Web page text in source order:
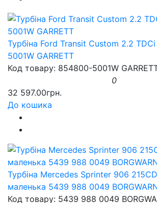
Турбіна Ford Transit Custom 2.2
5001W GARRETT
Код товару: 854800-5001W
0
32 597.00грн.
До кошика
Турбіна Mercedes Sprinter 906
маленька 5439 988 0049
Код товару: 5439 988 0049